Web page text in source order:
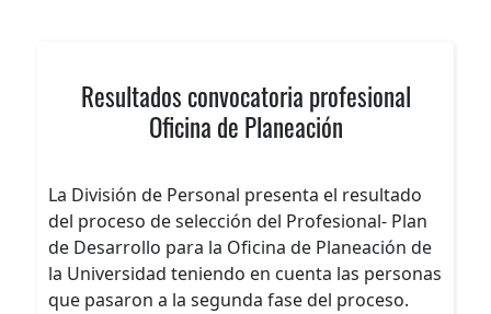
Resultados convocatoria profesional
Oficina de Planeación
La División de Personal presenta el resultado
del proceso de selección del Profesional- Plan
de Desarrollo para la Oficina de Planeación de
la Universidad teniendo en cuenta las personas
que pasaron a la segunda fase del proceso.